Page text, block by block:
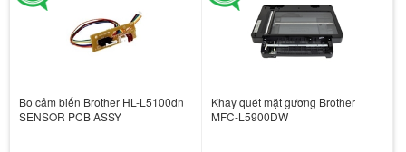
Bo cảm biến Brother HL-L5100dn
SENSOR PCB ASSY
Khay quét mặt gương Brother
MFC-L5900DW